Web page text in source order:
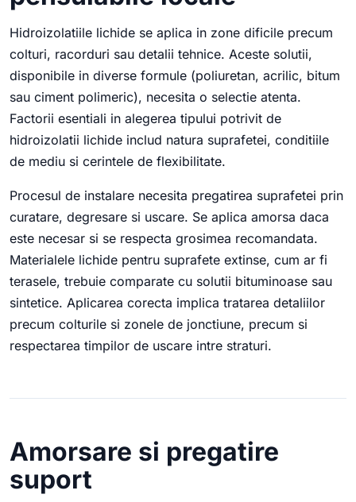
Hidroizolatiile lichide se aplica in zone dificile precum
colturi, racorduri sau detalii tehnice. Aceste solutii,
disponibile in diverse formule (poliuretan, acrilic, bitum
sau ciment polimeric), necesita o selectie atenta.
Factorii esentiali in alegerea tipului potrivit de
hidroizolatii lichide includ natura suprafetei, conditiile
de mediu si cerintele de flexibilitate.
Procesul de instalare necesita pregatirea suprafetei prin
curatare, degresare si uscare. Se aplica amorsa daca
este necesar si se respecta grosimea recomandata.
Materialele lichide pentru suprafete extinse, cum ar fi
terasele, trebuie comparate cu solutii bituminoase sau
sintetice. Aplicarea corecta implica tratarea detaliilor
precum colturile si zonele de jonctiune, precum si
respectarea timpilor de uscare intre straturi.
Amorsare si pregatire
suport